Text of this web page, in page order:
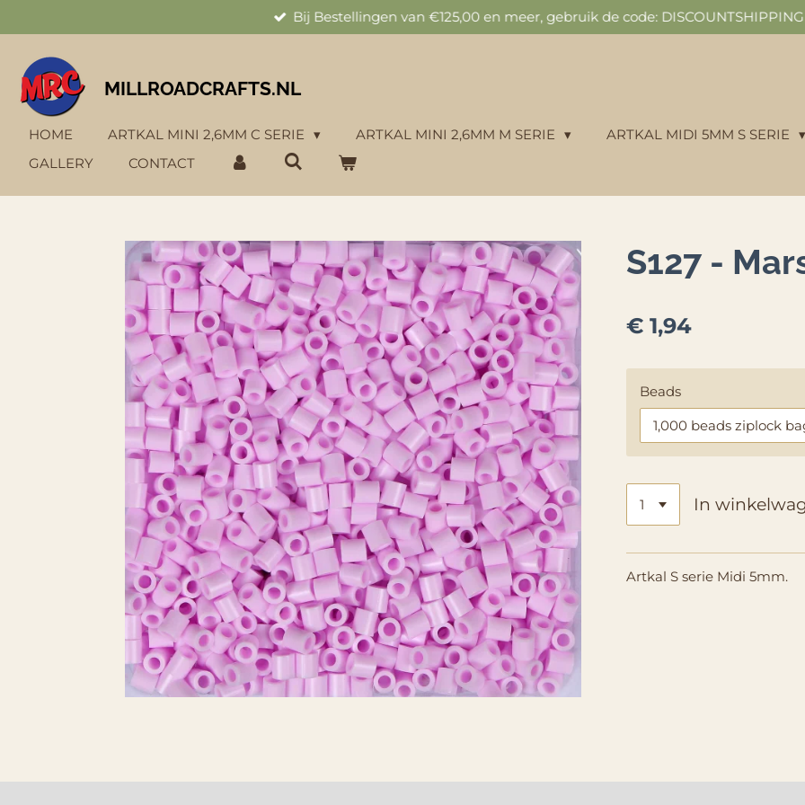
direct
de
hoofdinhoud
Bij Bestellingen van €125,00 en meer, gebruik de code:
MILLROADCRAFTS.NL
HOME ARTKAL MINI 2,6MM C SERIE ARTKAL MINI 2,6MM M SERIE
ARTKAL MIDI 5MM S SERIE
GALLERY
CONTACT
S127 -
€ 1,94
Beads
In
Artkal S serie Midi 5mm.